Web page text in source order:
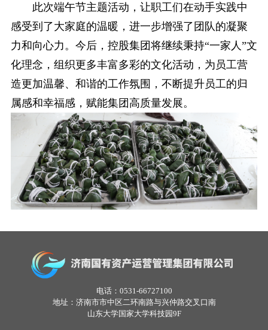
此次端午节主题活动，让职工们在动手实践中
感受到了大家庭的温暖，进一步增强了团队的凝聚
力和向心力。今后，控股集团将继续秉持“一家人”文
化理念，组织更多丰富多彩的文化活动，为员工营
造更加温馨、和谐的工作氛围，不断提升员工的归
属感和幸福感，赋能集团高质量发展。
电话：0531-66727100
地址：济南市市中区二环南路与兴仲路交叉口南
山东大学国家大学科技园9F